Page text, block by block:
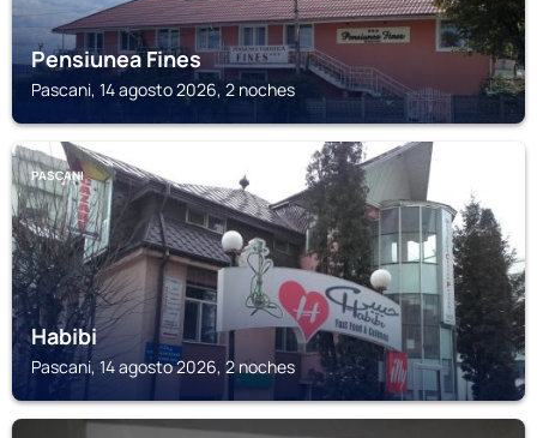
Pensiunea Fines
Pascani, 14 agosto 2026, 2 noches
PASCANI
Habibi
Pascani, 14 agosto 2026, 2 noches